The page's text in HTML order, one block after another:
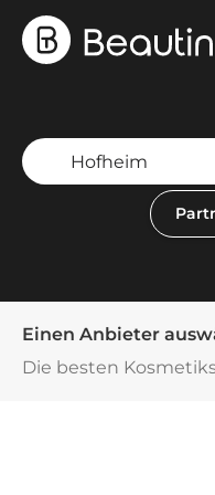
Einen Anbieter
Die besten